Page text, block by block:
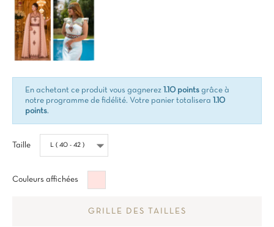
En achetant ce produit vous gagnerez 1.10 points grâce à
notre programme de fidélité. Votre panier totalisera 1.10
points.
Taille
Couleurs affichées
GRILLE DES TAILLES